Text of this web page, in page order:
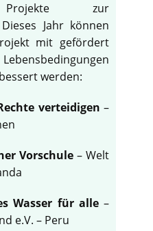
Projekte zur
Jahr können
mit gefördert
werden:
verteidigen –
Vorschule – Welt
Wasser für alle–
e.V. – Peru